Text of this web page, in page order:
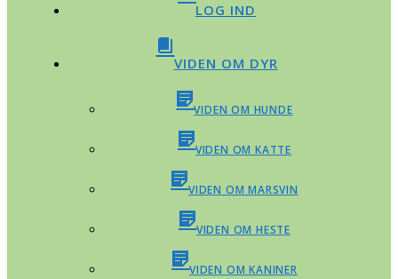
LOG IND
VIDEN OM DYR
VIDEN OM HUNDE
VIDEN OM KATTE
VIDEN OM MARSVIN
VIDEN OM HESTE
VIDEN OM KANINER